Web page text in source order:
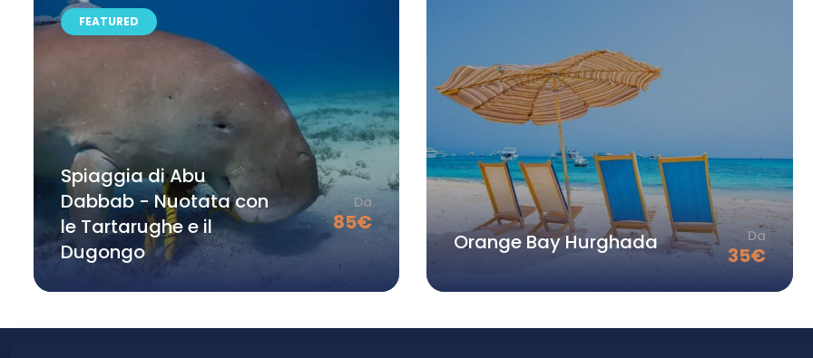
FEATURED
Spiaggia di Abu
Dabbab - Nuotata con
le Tartarughe e il
Dugongo
Da
85€
Orange Bay Hurghada Da
35€